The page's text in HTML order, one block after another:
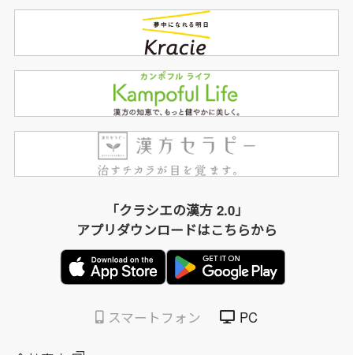
「クラシエの漢方 2.0」
アプリダウンロードはこちらから
スマートフォン PC